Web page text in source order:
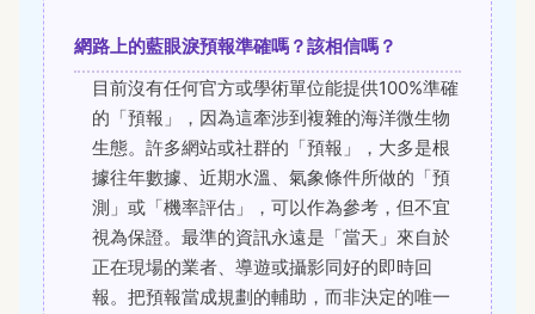
網路上的藍眼淚預報準確嗎？該相信嗎？
目前沒有任何官方或學術單位能提供100%準確
的「預報」，因為這牽涉到複雜的海洋微生物
生態。許多網站或社群的「預報」，大多是根
據往年數據、近期水溫、氣象條件所做的「預
測」或「機率評估」，可以作為參考，但不宜
視為保證。最準的資訊永遠是「當天」來自於
正在現場的業者、導遊或攝影同好的即時回
報。把預報當成規劃的輔助，而非決定的唯一